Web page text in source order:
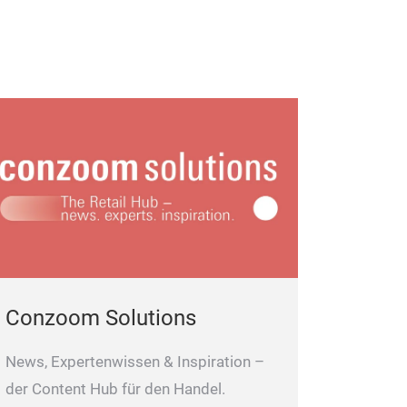
Conzoom Solutions
News, Expertenwissen & Inspiration –
der Content Hub für den Handel.